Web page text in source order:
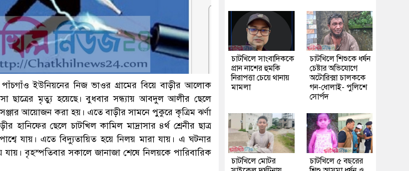
ইউনিয়নের নিজ ভাওর গ্রামের বিয়ে বাড়ীর আলোক
ছাত্রের মৃত্যু হয়েছে। বুধবার সন্ধ্যায় আবদুল আলীর ছেলে
আয়োজন করা হয়। এতে বাড়ীর সামনে পুকুরে কৃত্রিম ঝর্ণা
ছেলে চাটখিল কামিল মাদ্রাসার ৪র্থ শ্রেনীর ছাত্র
যায়। এতে বিদ্যুতায়িত হয়ে নিলয় মারা যায়। এ ঘটনার
যায়। বৃহস্পতিবার সকালে জানাজা শেষে নিলয়কে পারিবারিক
চাটখিলে সাংবাদিককে
প্রান নাশের হুমকি
নিরাপত্তা চেয়ে থানায়
মামলা
চাটখিলে শিশুকে ধর্ষন
চেষ্টার অভিযোগে
অটোরিক্সা চালককে
গন-ধোলাই- পুলিশে
সোর্পদ
চাটখিলে মোটর
চাটখিলে ৫ বছরের